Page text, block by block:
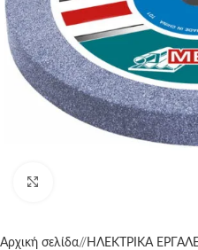
Αρχική σελίδα/ ΗΛΕΚΤΡΙΚΑ